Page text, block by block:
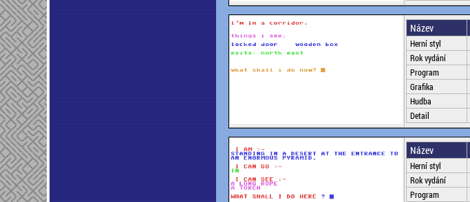
Název
Herní styl
Rok vydání
Program
Grafika
Hudba
Detail
Název
Herní styl
Rok vydání
Program